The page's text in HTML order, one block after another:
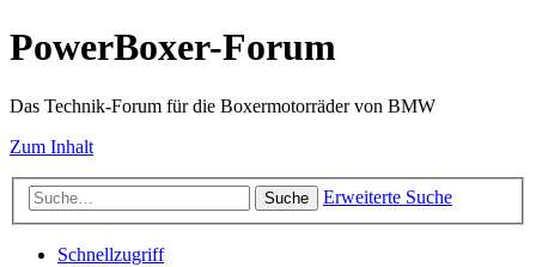
PowerBoxer-Forum
Das Technik-Forum für die Boxermotorräder von BMW
Zum Inhalt
Suche Erweiterte Suche
Schnellzugriff